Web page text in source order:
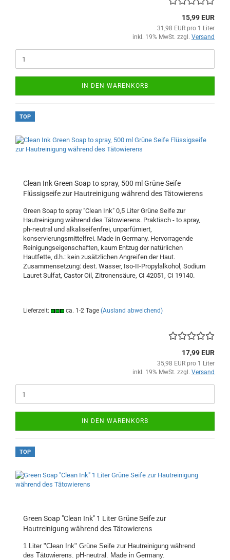
15,99 EUR
31,98 EUR pro 1 Liter
inkl. 19% MwSt. zzgl. Versand
IN DEN WARENKORB
TOP
Clean Ink Green Soap to spray, 500 ml Grüne Seife
Flüssigseife zur Hautreinigung während des Tätowierens
Green Soap to spray "Clean Ink" 0,5 Liter Grüne Seife zur
Hautreinigung während des Tätowierens. Praktisch - to spray,
ph-neutral und alkaliseifenfrei, unparfümiert,
konservierungsmittelfrei. Made in Germany. Hervorragende
Reinigungseigenschaften, kaum Entzug der natürlichen
Hautfette, d.h.: kein zusätzlichen Angreifen der Haut.
Zusammensetzung: dest. Wasser, Iso-II-Propylalkohol, Sodium
Lauret Sulfat, Castor Oil, Zitronensäure, CI 42051, CI 19140.
Lieferzeit: ca. 1-2 Tage (Ausland abweichend)
17,99 EUR
35,98 EUR pro 1 Liter
inkl. 19% MwSt. zzgl. Versand
IN DEN WARENKORB
TOP
Green Soap "Clean Ink" 1 Liter Grüne Seife zur
Hautreinigung während des Tätowierens
1 Liter "Clean Ink" Grüne Seife zur Hautreinigung während
des Tätowierens. pH-neutral. Made in Germany.